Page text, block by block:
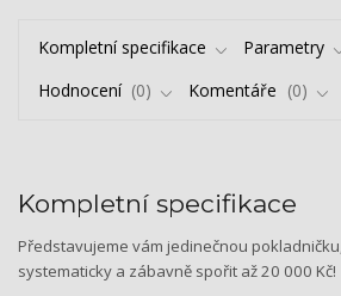
Kompletní specifikace
Parametry
Hodnocení
0 Komentáře 0
Kompletní specifikace
Představujeme vám jedinečnou
systematicky a zábavně spořit až 20 000 Kč!